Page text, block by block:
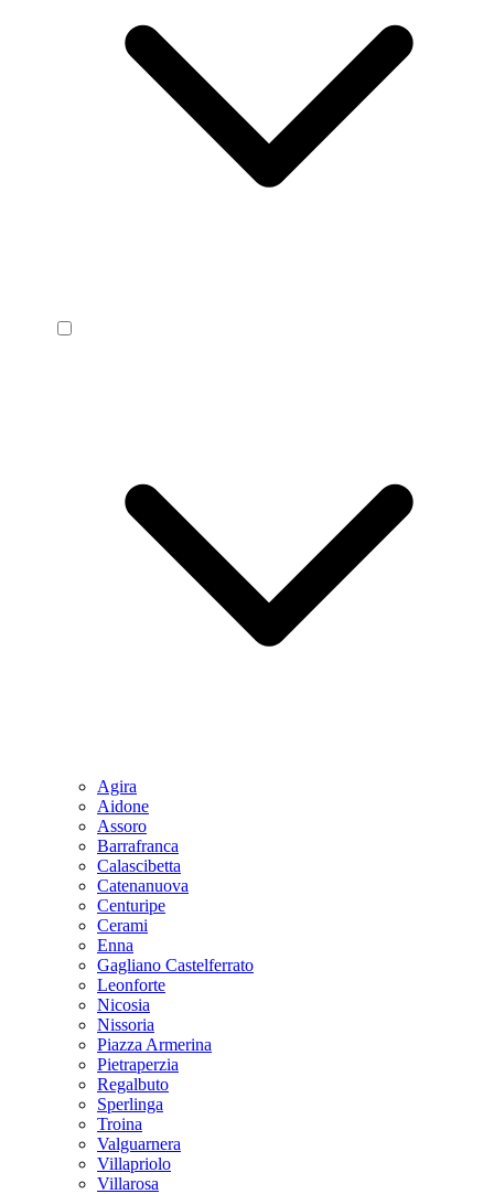
Agira
Aidone
Assoro
Barrafranca
Calascibetta
Catenanuova
Centuripe
Cerami
Enna
Gagliano Castelferrato
Leonforte
Nicosia
Nissoria
Piazza Armerina
Pietraperzia
Regalbuto
Sperlinga
Troina
Valguarnera
Villapriolo
Villarosa